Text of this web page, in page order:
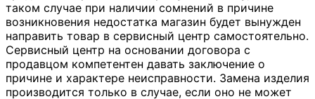
таком случае при наличии сомнений в причине
возникновения недостатка магазин будет вынужден
направить товар в сервисный центр самостоятельно.
Сервисный центр на основании договора с
продавцом компетентен давать заключение о
причине и характере неисправности. Замена изделия
производится только в случае, если оно не может